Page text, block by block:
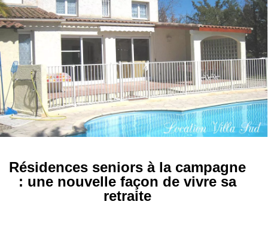
Résidences seniors à la campagne
: une nouvelle façon de vivre sa
retraite